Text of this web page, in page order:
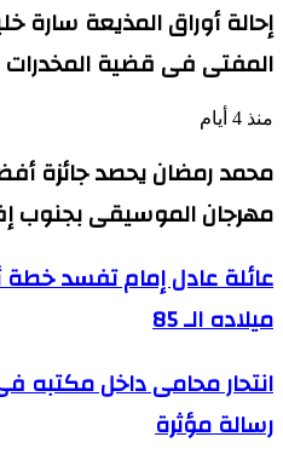
المفتى فى قضية المخدرات
منذ 4 أيام
محمد رمضان يحصد جائزة
مهرجان الموسيقى بجنوب
عائلة
عادل
إمام
تفسد
أصدقائه
بذكرى
عائلة عادل إمام تفسد خطة
ميلاده الـ 85
انتحار
محامى
داخل
مكتبه
انتحار محامى داخل مكتبه
رسالة مؤثرة